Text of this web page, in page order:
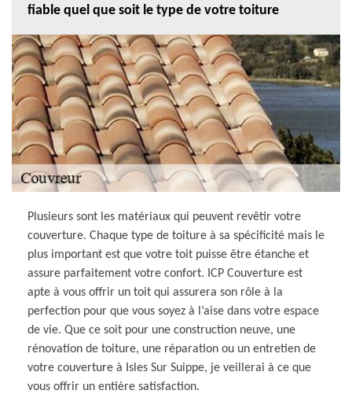
fiable quel que soit le type de votre toiture
Plusieurs sont les matériaux qui peuvent revêtir votre
couverture. Chaque type de toiture à sa spécificité mais le
plus important est que votre toit puisse être étanche et
assure parfaitement votre confort. ICP Couverture est
apte à vous offrir un toit qui assurera son rôle à la
perfection pour que vous soyez à l’aise dans votre espace
de vie. Que ce soit pour une construction neuve, une
rénovation de toiture, une réparation ou un entretien de
votre couverture à Isles Sur Suippe, je veillerai à ce que
vous offrir un entière satisfaction.